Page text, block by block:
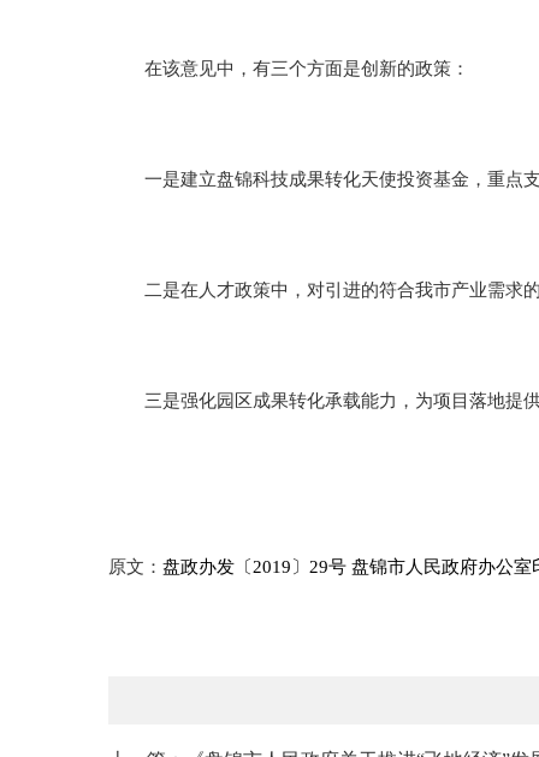
在该意见中，有三个方面是创新的政策：
一是建立盘锦科技成果转化天使投资基金，重点支
二是在人才政策中，对引进的符合我市产业需求的
三是强化园区成果转化承载能力，为项目落地提
原文： 盘政办发〔2019〕29号 盘锦市人民政府办公